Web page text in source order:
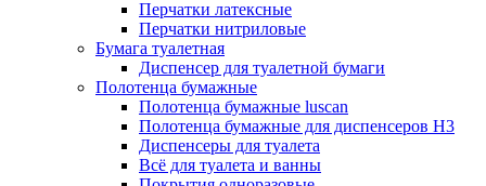
Перчатки латексные
Перчатки нитриловые
Бумага туалетная
Диспенсер для туалетной бумаги
Полотенца бумажные
Полотенца бумажные luscan
Полотенца бумажные для диспенсеров H3
Диспенсеры для туалета
Всё для туалета и ванны